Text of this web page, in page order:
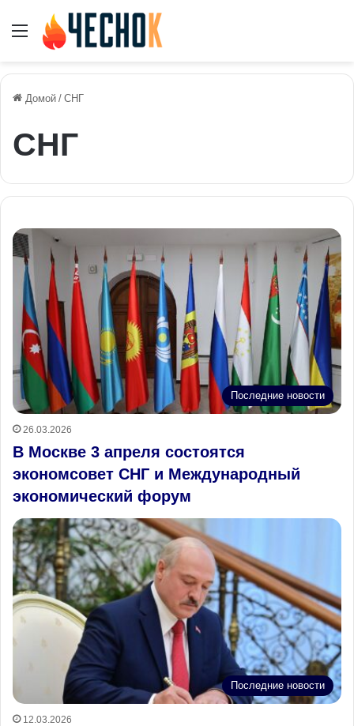
Меню
Домой / СНГ
СНГ
Последние новости
26.03.2026
В Москве 3 апреля состоятся
экономсовет СНГ и Международный
экономический форум
Последние новости
12.03.2026